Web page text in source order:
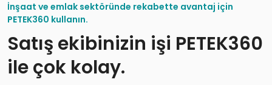
İnşaat ve emlak sektöründe rekabette avantaj için
PETEK360 kullanın.
Satış ekibinizin işi PETEK360
ile çok kolay.